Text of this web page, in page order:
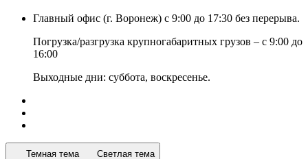
Главный офис (г. Воронеж) с 9:00 до 17:30 без перерыва.
Погрузка/разгрузка крупногабаритных грузов – с 9:00 до
16:00
Выходные дни: суббота, воскресенье.
Темная тема Светлая тема